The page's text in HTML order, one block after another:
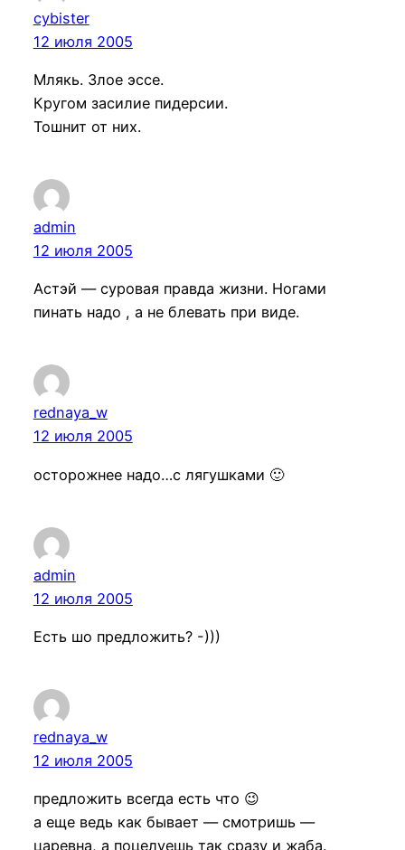
cybister
12 июля 2005
Млякь. Злое эссе.
Кругом засилие пидерсии.
Тошнит от них.
admin
12 июля 2005
Астэй — суровая правда жизни. Ногами
пинать надо , а не блевать при виде.
rednaya_w
12 июля 2005
осторожнее надо…с лягушками 🙂
admin
12 июля 2005
Есть шо предложить? -)))
rednaya_w
12 июля 2005
предложить всегда есть что 😉
а еще ведь как бывает — смотришь —
царевна, а поцелуешь так сразу и жаба.